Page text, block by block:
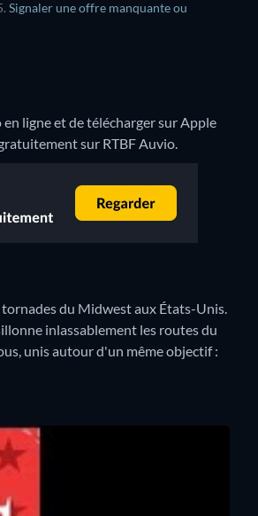
Signaler une offre manquante ou
ligne et de télécharger sur Apple
sur RTBF Auvio.
du Midwest aux États-Unis.
inlassablement les routes du
unis autour d'un même objectif :